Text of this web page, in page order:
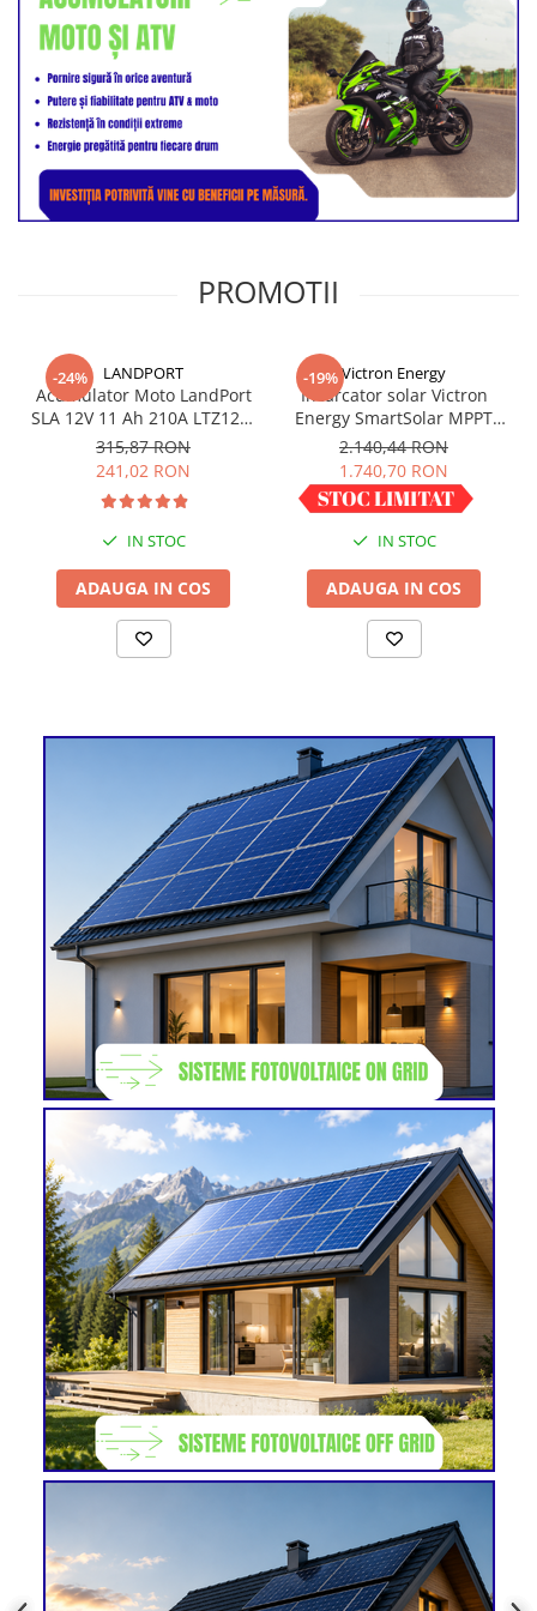
PROMOTII
-24% LANDPORT
Acumulator Moto LandPort
SLA 12V 11 Ah 210A LTZ12-S
echivalent YTZ12S-BS
315,87 RON
241,02 RON
IN STOC
ADAUGA IN COS
-19%Victron Energy
Incarcator solar Victron
Energy SmartSolar MPPT
150/60-Tr
2.140,44 RON
1.740,70 RON
IN STOC
ADAUGA IN COS